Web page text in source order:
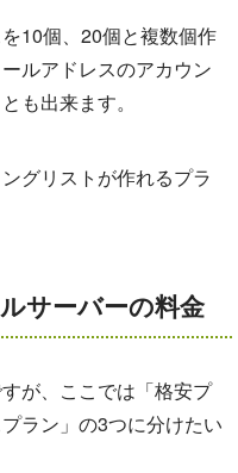
10個、20個と複数個作
ルアドレスのアカウン
も出来ます。
グリストが作れるプラ
サーバーの料金
が、ここでは「格安プ
ラン」の3つに分けたい